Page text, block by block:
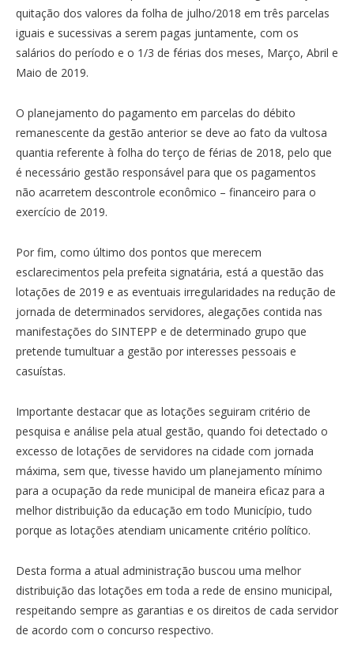
quitação dos valores da folha de julho/2018 em três parcelas
iguais e sucessivas a serem pagas juntamente, com os
salários do período e o 1/3 de férias dos meses, Março, Abril e
Maio de 2019.
O planejamento do pagamento em parcelas do débito
remanescente da gestão anterior se deve ao fato da vultosa
quantia referente à folha do terço de férias de 2018, pelo que
é necessário gestão responsável para que os pagamentos
não acarretem descontrole econômico – financeiro para o
exercício de 2019.
Por fim, como último dos pontos que merecem
esclarecimentos pela prefeita signatária, está a questão das
lotações de 2019 e as eventuais irregularidades na redução de
jornada de determinados servidores, alegações contida nas
manifestações do SINTEPP e de determinado grupo que
pretende tumultuar a gestão por interesses pessoais e
casuístas.
Importante destacar que as lotações seguiram critério de
pesquisa e análise pela atual gestão, quando foi detectado o
excesso de lotações de servidores na cidade com jornada
máxima, sem que, tivesse havido um planejamento mínimo
para a ocupação da rede municipal de maneira eficaz para a
melhor distribuição da educação em todo Município, tudo
porque as lotações atendiam unicamente critério político.
Desta forma a atual administração buscou uma melhor
distribuição das lotações em toda a rede de ensino municipal,
respeitando sempre as garantias e os direitos de cada servidor
de acordo com o concurso respectivo.